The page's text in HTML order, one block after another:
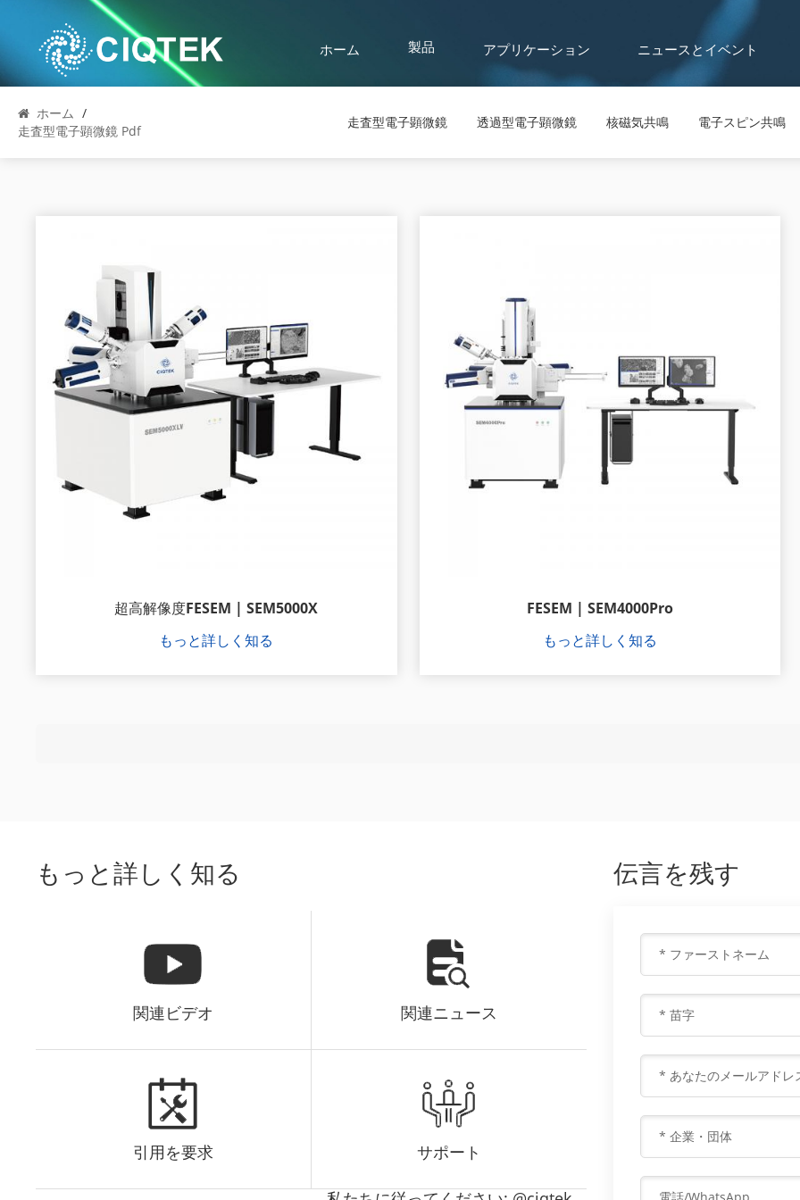
ホーム 製品 アプリケーション ニュースとイベント
ホーム /
走査型電子顕微鏡 Pdf
走査型電子顕微鏡 透過型電子顕微鏡 核磁気共鳴 電子スピン共鳴
超高解像度FESEM | SEM5000X
もっと詳しく知る
FESEM | SEM4000Pro
もっと詳しく知る
もっと詳しく知る
関連ビデオ 関連ニュース
引用を要求 サポート
伝言を残す